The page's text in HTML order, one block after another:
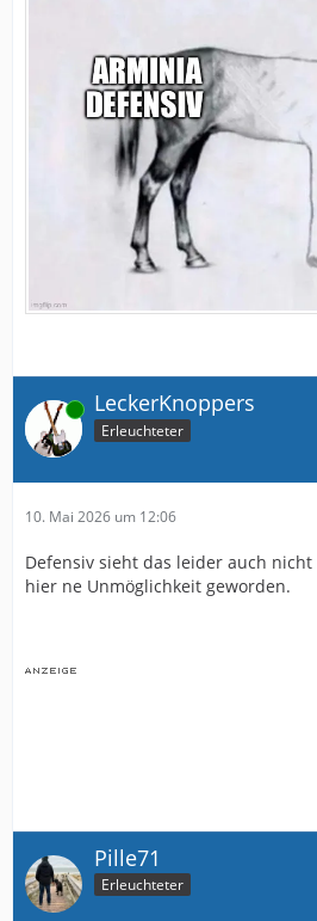
Online LeckerKnoppers
Erleuchteter
10. Mai 2026 um 12:06
Defensiv sieht das leider auch
hier ne Unmöglichkeit geworden.
Pille71
Erleuchteter